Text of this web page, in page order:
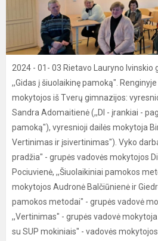
2024 - 01- 03 Rietavo Lauryno
,,Gidas į šiuolaikinę pamoką".
mokytojos iš Tverų gimnazijos:
Sandra Adomaitienė (,,DI - įrankiai -
pamoką"), vyresnioji dailės mokytoja
Vertinimas ir įsivertinimas"). Vyko
pradžia" - grupės vadovės mokytojos
Pociuvienė, ,,Šiuolaikiniai pamokos
mokytojos Audronė Balčiūnienė ir
pamokos metodai" - grupės vadovė
,,Vertinimas" - grupės vadovė
su SUP mokiniais" - vadovės